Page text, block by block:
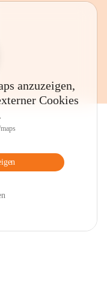
anzuzeigen,
Cookies